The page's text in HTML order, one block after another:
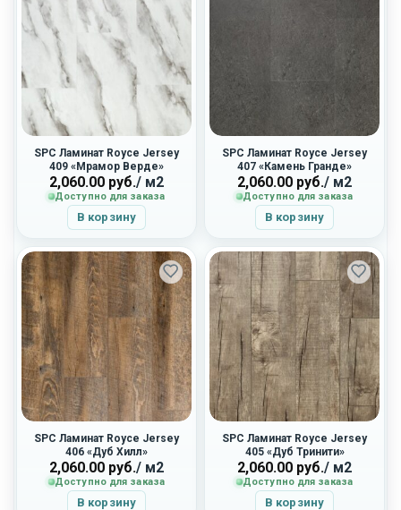
SPC Ламинат Royce Jersey
409 «Мрамор Верде»
2,060.00 руб./ м2
Доступно для заказа
В корзину
SPC Ламинат Royce Jersey
407 «Камень Гранде»
2,060.00 руб./ м2
Доступно для заказа
В корзину
SPC Ламинат Royce Jersey
406 «Дуб Хилл»
2,060.00 руб./ м2
Доступно для заказа
В корзину
SPC Ламинат Royce Jersey
405 «Дуб Тринити»
2,060.00 руб./ м2
Доступно для заказа
В корзину